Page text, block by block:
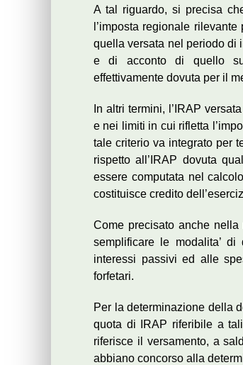
A tal riguardo, si precisa
l’imposta regionale
quella versata nel periodo di
e di acconto di quello
effettivamente dovuta per il
In altri termini, l’IRAP
e nei limiti in cui rifletta
tale criterio va integrato per
rispetto all’IRAP dovuta
essere computata nel
costituisce credito
Come precisato anche
semplificare le modalita’
interessi passivi ed alle
forfetari.
Per la determinazione della
quota di IRAP riferibile a
riferisce il versamento, a
abbiano concorso alla